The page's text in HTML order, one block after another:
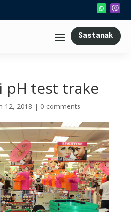
Sastanak
pH test trake
12, 2018 | 0 comments